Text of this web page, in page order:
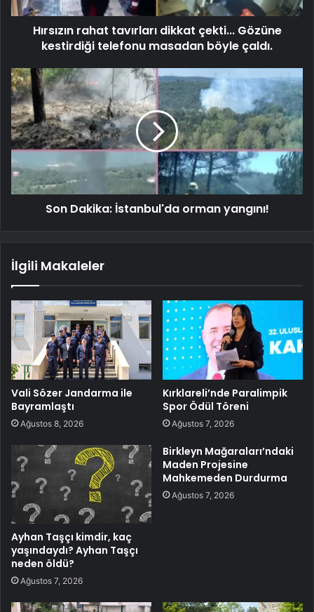
Hırsızın rahat tavırları dikkat çekti... Gözüne
kestirdiği telefonu masadan böyle çaldı.
Son Dakika: İstanbul'da orman yangını!
İlgili Makaleler
Vali Sözer Jandarma ile
Bayramlaştı
Ağustos 8, 2026
Kırklareli’nde Paralimpik
Spor Ödül Töreni
Ağustos 7, 2026
Ayhan Taşçı kimdir, kaç
yaşındaydı? Ayhan Taşçı
neden öldü?
Ağustos 7, 2026
Birkleyn Mağaraları’ndaki
Maden Projesine
Mahkemeden Durdurma
Ağustos 7, 2026